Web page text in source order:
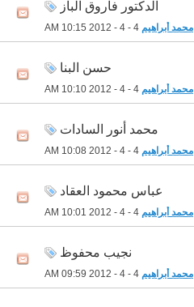
الدكتور فاروق الباز
محمد أبراهيم 10:15 AM
حسن البنا
محمد أبراهيم 10:10 AM
محمد أنور السادات
محمد أبراهيم 10:08 AM
عباس محمود العقاد
محمد أبراهيم 10:01 AM
نجيب محفوظ
محمد أبراهيم 09:59 AM